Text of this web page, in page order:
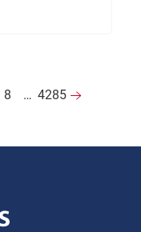
8 … 4285